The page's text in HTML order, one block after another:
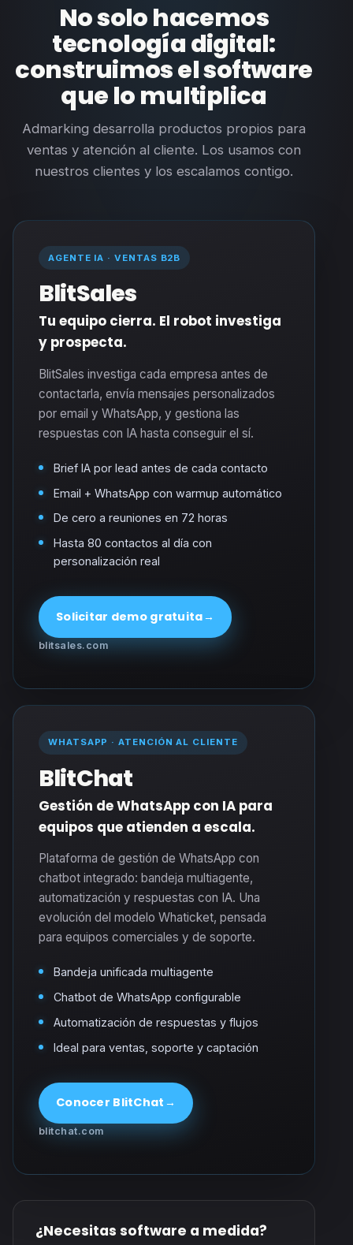
No solo hacemos
tecnología digital:
construimos el software
que lo multiplica
Admarking desarrolla productos propios para
ventas y atención al cliente. Los usamos con
nuestros clientes y los escalamos contigo.
AGENTE IA · VENTAS B2B
BlitSales
Tu equipo cierra. El robot investiga
y prospecta.
BlitSales investiga cada empresa antes de
contactarla, envía mensajes personalizados
por email y WhatsApp, y gestiona las
respuestas con IA hasta conseguir el sí.
Brief IA por lead antes de cada contacto
Email + WhatsApp con warmup automático
De cero a reuniones en 72 horas
Hasta 80 contactos al día con
personalización real
Solicitar demo gratuita→
blitsales.com
WHATSAPP · ATENCIÓN AL CLIENTE
BlitChat
Gestión de WhatsApp con IA para
equipos que atienden a escala.
Plataforma de gestión de WhatsApp con
chatbot integrado: bandeja multiagente,
automatización y respuestas con IA. Una
evolución del modelo Whaticket, pensada
para equipos comerciales y de soporte.
Bandeja unificada multiagente
Chatbot de WhatsApp configurable
Automatización de respuestas y flujos
Ideal para ventas, soporte y captación
Conocer BlitChat →
blitchat.com
¿Necesitas software a medida?